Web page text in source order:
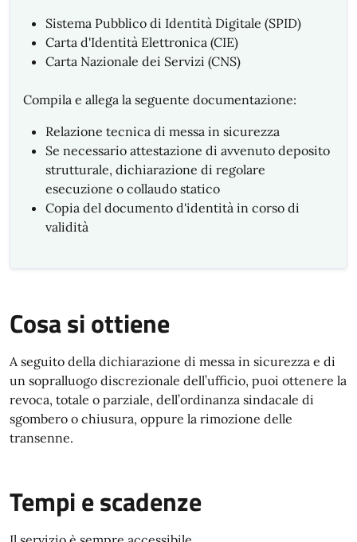
Sistema Pubblico di Identità Digitale (SPID)
Carta d'Identità Elettronica (CIE)
Carta Nazionale dei Servizi (CNS)
Compila e allega la seguente documentazione:
Relazione tecnica di messa in sicurezza
Se necessario attestazione di avvenuto deposito
strutturale, dichiarazione di regolare
esecuzione o collaudo statico
Copia del documento d'identità in corso di
validità
Cosa si ottiene
A seguito della dichiarazione di messa in sicurezza e di
un sopralluogo discrezionale dell’ufficio, puoi ottenere la
revoca, totale o parziale, dell’ordinanza sindacale di
sgombero o chiusura, oppure la rimozione delle
transenne.
Tempi e scadenze